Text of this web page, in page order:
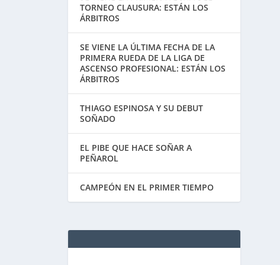
TORNEO CLAUSURA: ESTÁN LOS
ÁRBITROS
SE VIENE LA ÚLTIMA FECHA DE LA
PRIMERA RUEDA DE LA LIGA DE
ASCENSO PROFESIONAL: ESTÁN LOS
ÁRBITROS
THIAGO ESPINOSA Y SU DEBUT
SOÑADO
EL PIBE QUE HACE SOÑAR A
PEÑAROL
CAMPEÓN EN EL PRIMER TIEMPO